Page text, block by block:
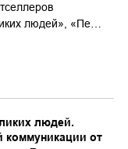
людей», «Пе…
людей.
коммуникации от